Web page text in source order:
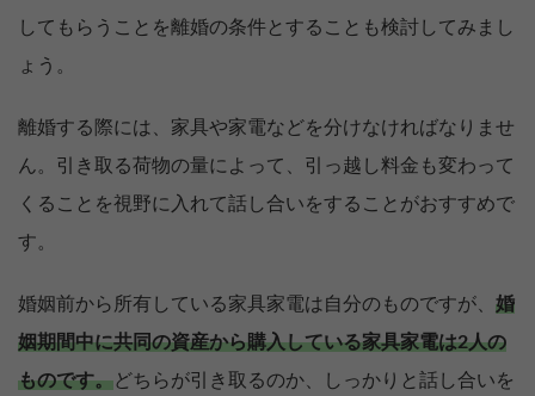
してもらうことを離婚の条件とすることも検討してみまし
ょう。
離婚する際には、家具や家電などを分けなければなりませ
ん。引き取る荷物の量によって、引っ越し料金も変わって
くることを視野に入れて話し合いをすることがおすすめで
す。
婚姻前から所有している家具家電は自分のものですが、 婚
姻期間中に共同の資産から購入している家具家電は2人の
ものです。どちらが引き取るのか、しっかりと話し合いを